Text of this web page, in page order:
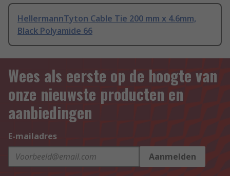
HellermannTyton Cable Tie 200 mm x 4.6mm,
Black Polyamide 66
Wees als eerste op de hoogte van
onze nieuwste producten en
aanbiedingen
E-mailadres
Aanmelden